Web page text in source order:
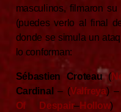
masculinos, filmaron
(puedes verlo al final
donde se simula un
lo conforman:
Sébastien Croteau(
Cardinal – (Valfreya)
Of Despair–Hollow)